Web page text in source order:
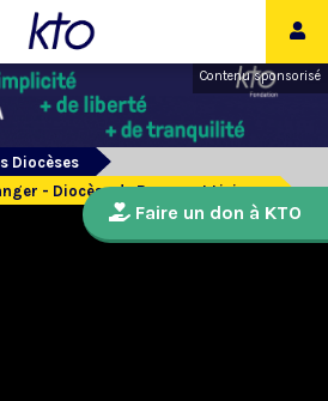
Contenu sponsorisé
Diocèses
- Diocèse de Bayeux et Lisieux
Faire un don à KTO